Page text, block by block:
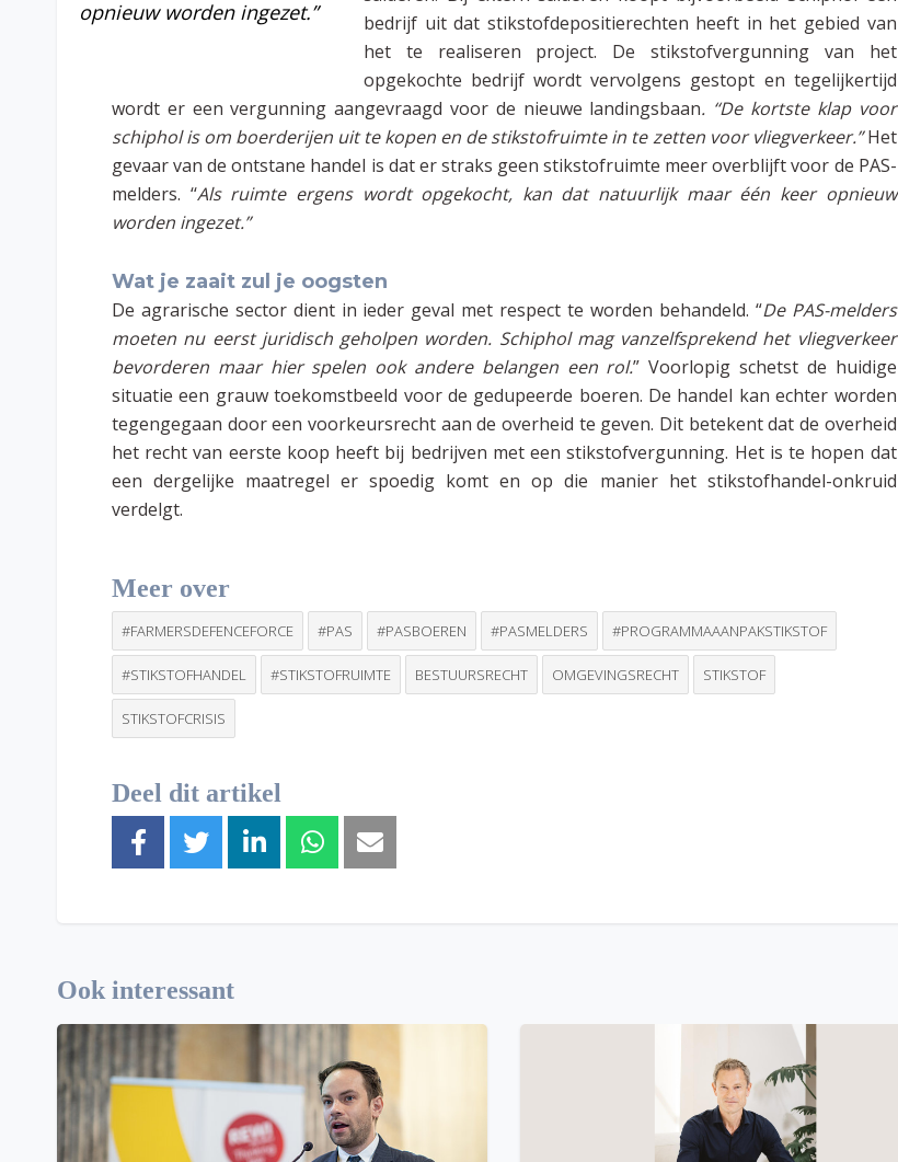
opnieuw worden ingezet.”
bedrijf uit dat stikstofdepositierechten heeft in het gebied van
het te realiseren project. De stikstofvergunning van het
opgekochte bedrijf wordt vervolgens gestopt en tegelijkertijd
wordt er een vergunning aangevraagd voor de nieuwe landingsbaan. ‘‘De kortste klap voor
schiphol is om boerderijen uit te kopen en de stikstofruimte in te zetten voor vliegverkeer.”Het
gevaar van de ontstane handel is dat er straks geen stikstofruimte meer overblijft voor de PAS-
melders. ‘‘Als ruimte ergens wordt opgekocht, kan dat natuurlijk maar één keer opnieuw
worden ingezet.”
Wat je zaait zul je oogsten
De agrarische sector dient in ieder geval met respect te worden behandeld. “De PAS-melders
moeten nu eerst juridisch geholpen worden. Schiphol mag vanzelfsprekend het vliegverkeer
bevorderen maar hier spelen ook andere belangen een rol.” Voorlopig schetst de huidige
situatie een grauw toekomstbeeld voor de gedupeerde boeren. De handel kan echter worden
tegengegaan door een voorkeursrecht aan de overheid te geven. Dit betekent dat de overheid
het recht van eerste koop heeft bij bedrijven met een stikstofvergunning. Het is te hopen dat
een dergelijke maatregel er spoedig komt en op die manier het stikstofhandel-onkruid
verdelgt.
Meer over
#FARMERSDEFENCEFORCE #PAS #PASBOEREN #PASMELDERS #PROGRAMMAAANPAKSTIKSTOF
#STIKSTOFHANDEL #STIKSTOFRUIMTE BESTUURSRECHT OMGEVINGSRECHT STIKSTOF
STIKSTOFCRISIS
Deel dit artikel
Ook interessant